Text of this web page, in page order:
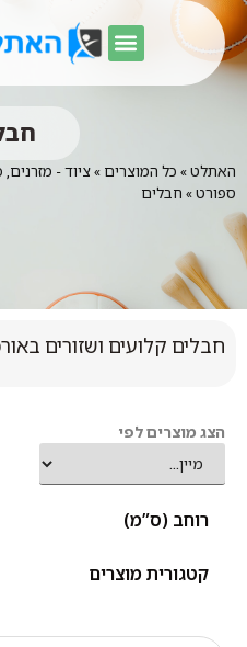
האתלט» כל המוצרים »ציוד -
ספורט» חבלים
חבלים קלועים ושזורים
הצג מוצרים לפי
רוחב (ס”מ)
קטגורית מוצרים